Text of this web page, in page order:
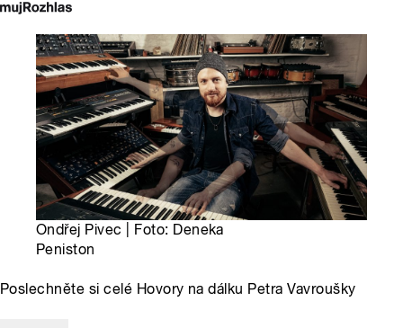
Ondřej Pivec | Foto: Deneka
Peniston
Poslechněte si celé Hovory na dálku Petra Vavroušky